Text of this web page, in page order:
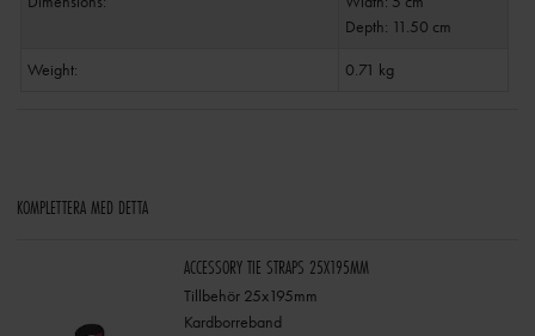
Depth: 11.50 cm
Weight:
0.71 kg
KOMPLETTERA MED DETTA
ACCESSORY TIE STRAPS 25X195MM
Tillbehör 25x195mm
Kardborreband